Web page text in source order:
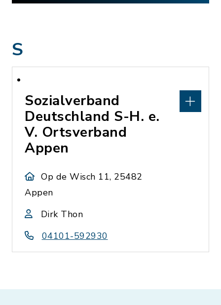
S
Sozialverband
Deutschland S-H. e.
V. Ortsverband
Appen
Op de Wisch 11, 25482
Appen
Dirk Thon
04101-592930